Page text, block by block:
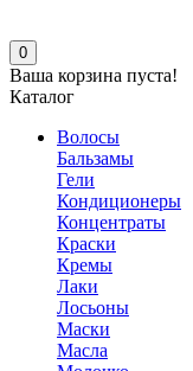
0
Ваша корзина пуста!
Каталог
Волосы
Бальзамы
Гели
Кондиционеры
Концентраты
Краски
Кремы
Лаки
Лосьоны
Маски
Масла